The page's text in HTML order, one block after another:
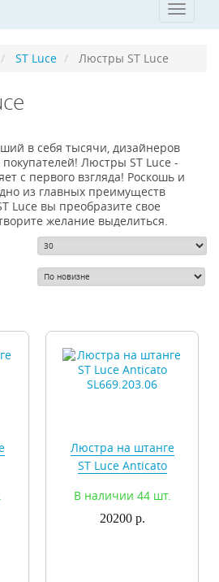
Toggle
ST Luce Люстры ST Luce
в себя тысячи, дизайнеров
Люстры ST Luce -
с первого взгляда! Роскошь и
из главных преимуществ
Luce вы преобразите свое
желание выделиться.
Люстра на штанге
ST Luce Anticato
В наличии 44 шт.
20200 р.